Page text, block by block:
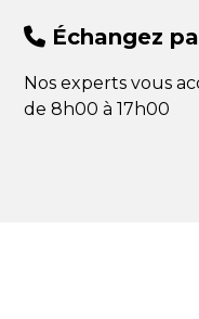
Échangez
Nos experts vous
de 8h00 à 17h00